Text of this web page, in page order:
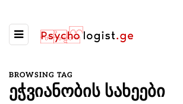
BROWSING TAG
ეჭვიანობის სახეები